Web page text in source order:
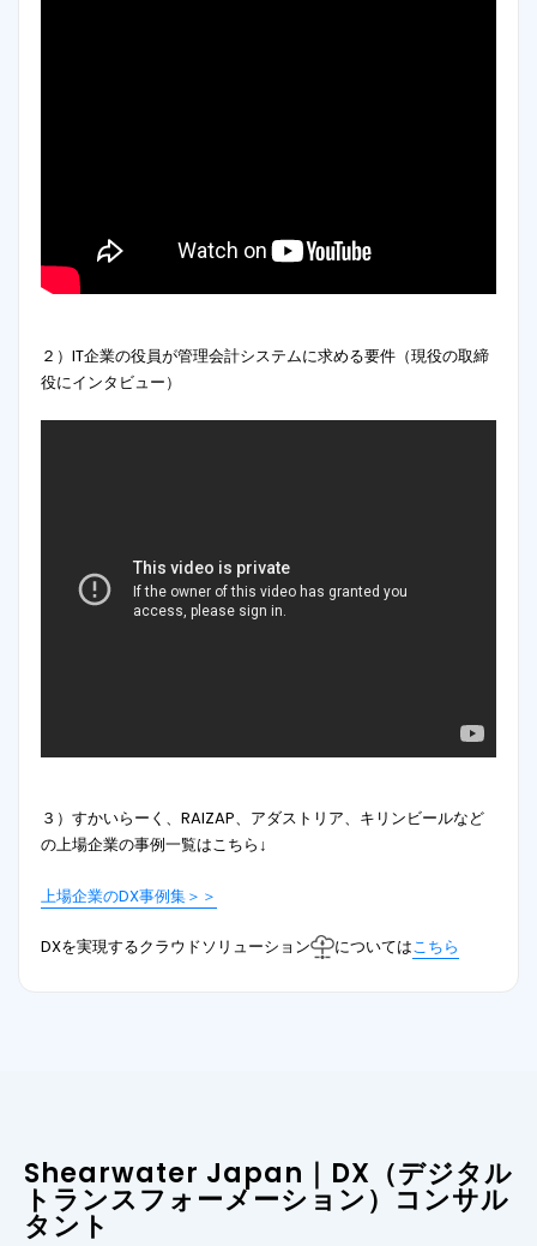
２）IT企業の役員が管理会計システムに求める要件（現役の取締
役にインタビュー）
３）すかいらーく、RAIZAP、アダストリア、キリンビールなど
の上場企業の事例一覧はこちら↓
上場企業のDX事例集＞＞
DXを実現するクラウドソリューション についてはこちら
Shearwater Japan｜DX（デジタル
トランスフォーメーション）コンサル
タント